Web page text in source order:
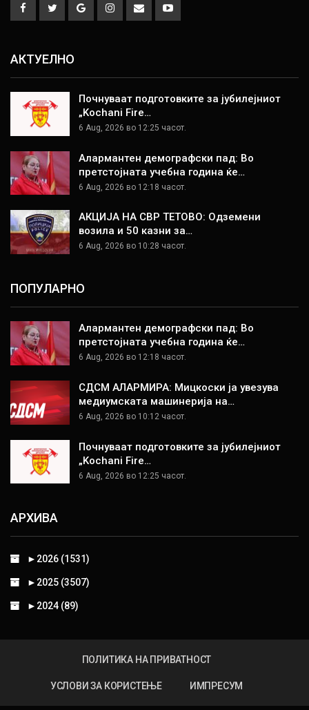
АКТУЕЛНО
Почнуваат подготовките за јубилејниот
„Kochani Fire…
6 Aug, 2026 во 12:25 часот.
Алармантен демографски пад: Во
претстојната учебна година ќе…
6 Aug, 2026 во 12:18 часот.
АКЦИЈА НА СВР ТЕТОВО: Одземени
возила и 50 казни за…
6 Aug, 2026 во 10:28 часот.
ПОПУЛАРНО
Алармантен демографски пад: Во
претстојната учебна година ќе…
6 Aug, 2026 во 12:18 часот.
СДСМ АЛАРМИРА: Мицкоски ја увезува
медиумската машинерија на…
6 Aug, 2026 во 10:12 часот.
Почнуваат подготовките за јубилејниот
„Kochani Fire…
6 Aug, 2026 во 12:25 часот.
АРХИВА
► 2026 (1531)
► 2025 (3507)
► 2024 (89)
ПОЛИТИКА НА ПРИВАТНОСТ
УСЛОВИ ЗА КОРИСТЕЊЕ ИМПРЕСУМ